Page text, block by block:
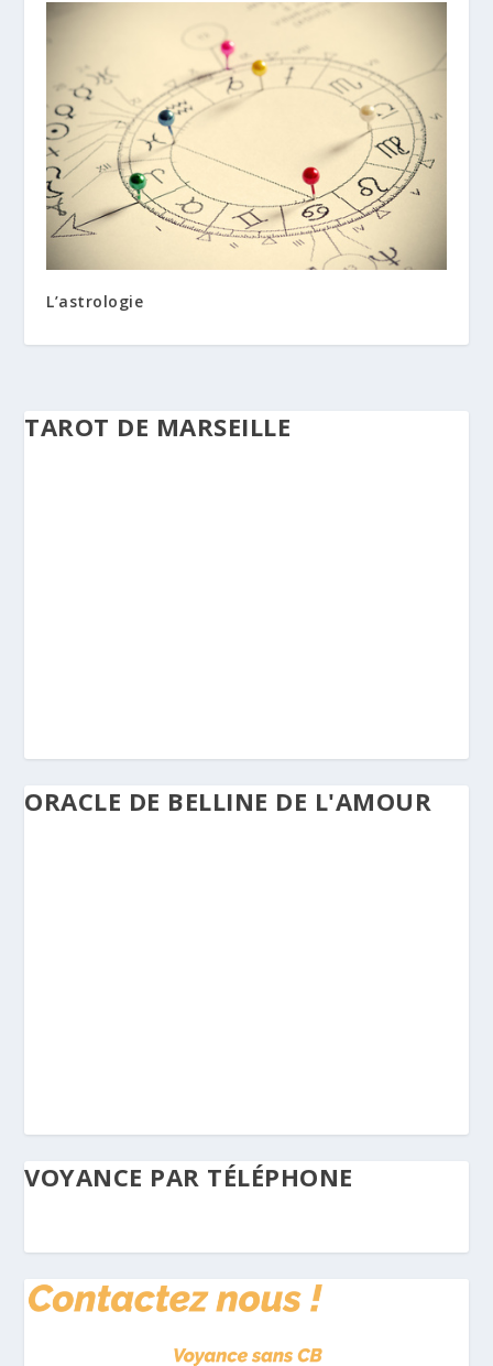
L’astrologie
TAROT DE MARSEILLE
ORACLE DE BELLINE DE L'AMOUR
VOYANCE PAR TÉLÉPHONE